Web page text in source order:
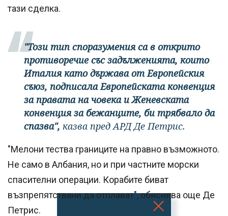
тази сделка.
"Този тип споразумения са в открито
противоречие със задълженията, които
Италия като държава от Европейския
съюз, подписала Европейската конвенция
за правата на човека и Женевската
конвенция за бежанците, би трябвало да
спазва", казва пред АРД Де Петрис.
"Мелони тества границите на правно възможното.
Не само в Албания, но и при частните морски
спасителни операции. Корабите биват
възпрепятствани да отплават", обяснява още Де
Петрис.